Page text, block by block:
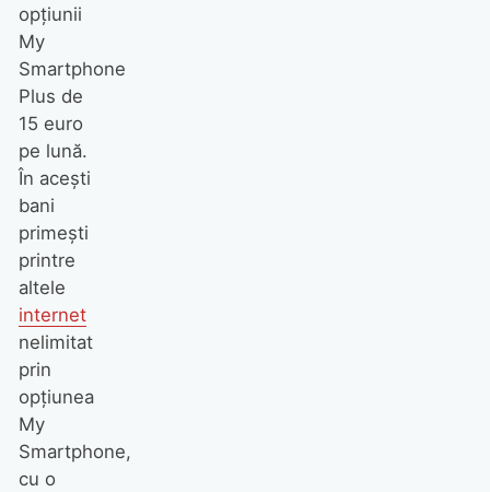
opţiunii
My
Smartphone
Plus de
15 euro
pe lună.
În aceşti
bani
primeşti
printre
altele
internet
nelimitat
prin
opţiunea
My
Smartphone,
cu o